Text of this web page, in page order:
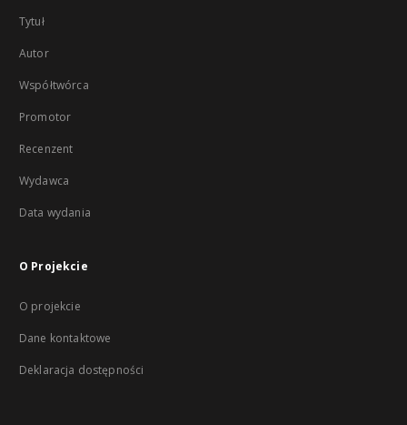
Tytuł
Autor
Współtwórca
Promotor
Recenzent
Wydawca
Data wydania
O Projekcie
O projekcie
Dane kontaktowe
Deklaracja dostępności